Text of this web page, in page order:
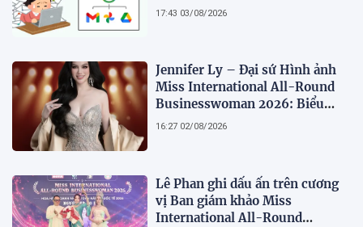
17:43 03/08/2026
Jennifer Ly – Đại sứ Hình ảnh
Miss International All-Round
Businesswoman 2026: Biểu
tượng của nhan sắc, trí tuệ và
16:27 02/08/2026
Lê Phan ghi dấu ấn trên cương
vị Ban giám khảo Miss
International All-Round